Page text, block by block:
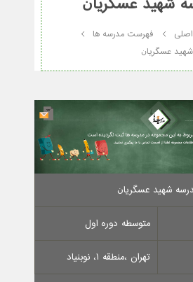
فهرست مدرسه ها
ﻋﺴﮕﺮﻳﺎﻥ
ﺷﻬﻴﺪ ﻋﺴﮕﺮﻳﺎﻥ
متوسطه دوره اول
تهران ،منطقه 1، نوبنیاد